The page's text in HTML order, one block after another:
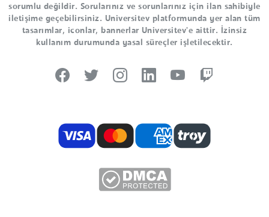
sorumlu değildir. Sorularınız ve sorunlarınız için ilan sahibiyle
iletişime geçebilirsiniz. Universitev platformunda yer alan tüm
tasarımlar, iconlar, bannerlar Universitev'e aittir. İzinsiz
kullanım durumunda yasal süreçler işletilecektir.